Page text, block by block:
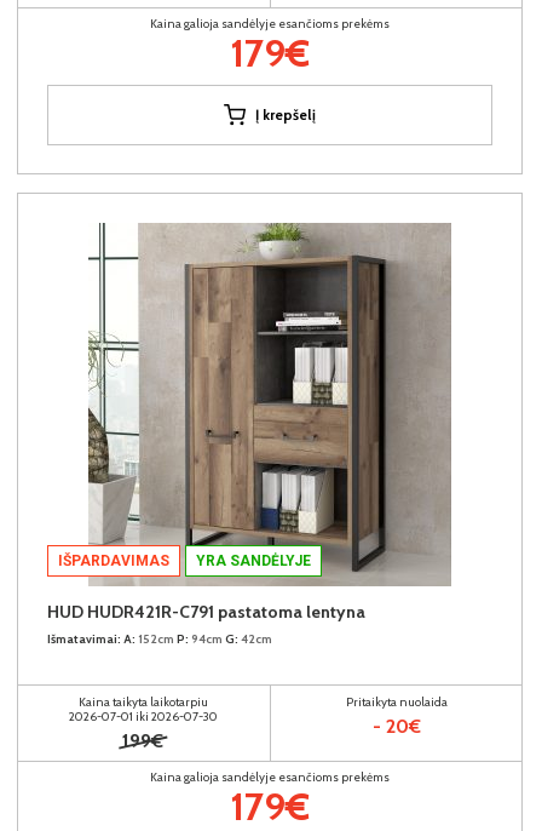
Kaina galioja sandėlyje esančioms prekėms
179€
Į krepšelį
IŠPARDAVIMAS YRA SANDĖLYJE
HUD HUDR421R-C791 pastatoma lentyna
Išmatavimai: A: 152cm P: 94cm G: 42cm
Kaina taikyta laikotarpiu
2026-07-01 iki 2026-07-30
199€
Pritaikyta nuolaida
- 20€
Kaina galioja sandėlyje esančioms prekėms
179€